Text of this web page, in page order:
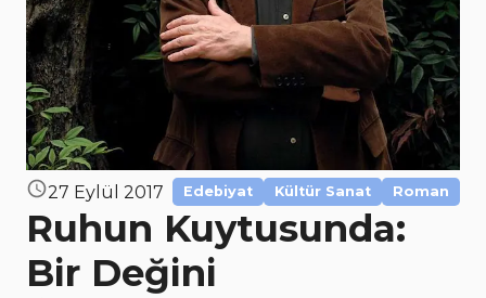
27 Eylül 2017 Edebiyat Kültür Sanat Roman
Ruhun Kuytusunda:
Bir Değini